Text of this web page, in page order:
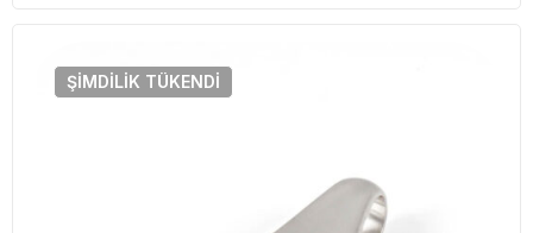
ŞIMDILIK TÜKENDI